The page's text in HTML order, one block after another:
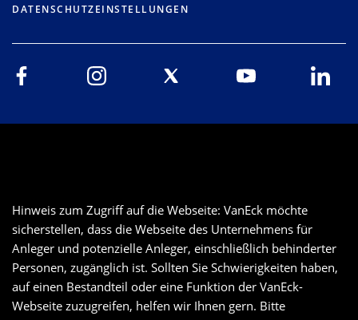
DATENSCHUTZEINSTELLUNGEN
Hinweis zum Zugriff auf die Webseite: VanEck möchte
sicherstellen, dass die Webseite des Unternehmens für
Anleger und potenzielle Anleger, einschließlich behinderter
Personen, zugänglich ist. Sollten Sie Schwierigkeiten haben,
auf einen Bestandteil oder eine Funktion der VanEck-
Webseite zuzugreifen, helfen wir Ihnen gern. Bitte